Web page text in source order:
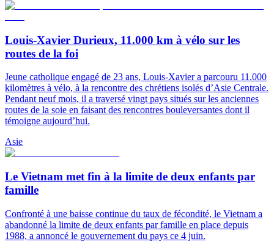
Louis-Xavier Durieux, 11.000 km à vélo sur les
routes de la foi
Jeune catholique engagé de 23 ans, Louis-Xavier a parcouru 11.000
kilomètres à vélo, à la rencontre des chrétiens isolés d’Asie Centrale.
Pendant neuf mois, il a traversé vingt pays situés sur les anciennes
routes de la soie en faisant des rencontres bouleversantes dont il
témoigne aujourd’hui.
Asie
Le Vietnam met fin à la limite de deux enfants par
famille
Confronté à une baisse continue du taux de fécondité, le Vietnam a
abandonné la limite de deux enfants par famille en place depuis
1988, a annoncé le gouvernement du pays ce 4 juin.